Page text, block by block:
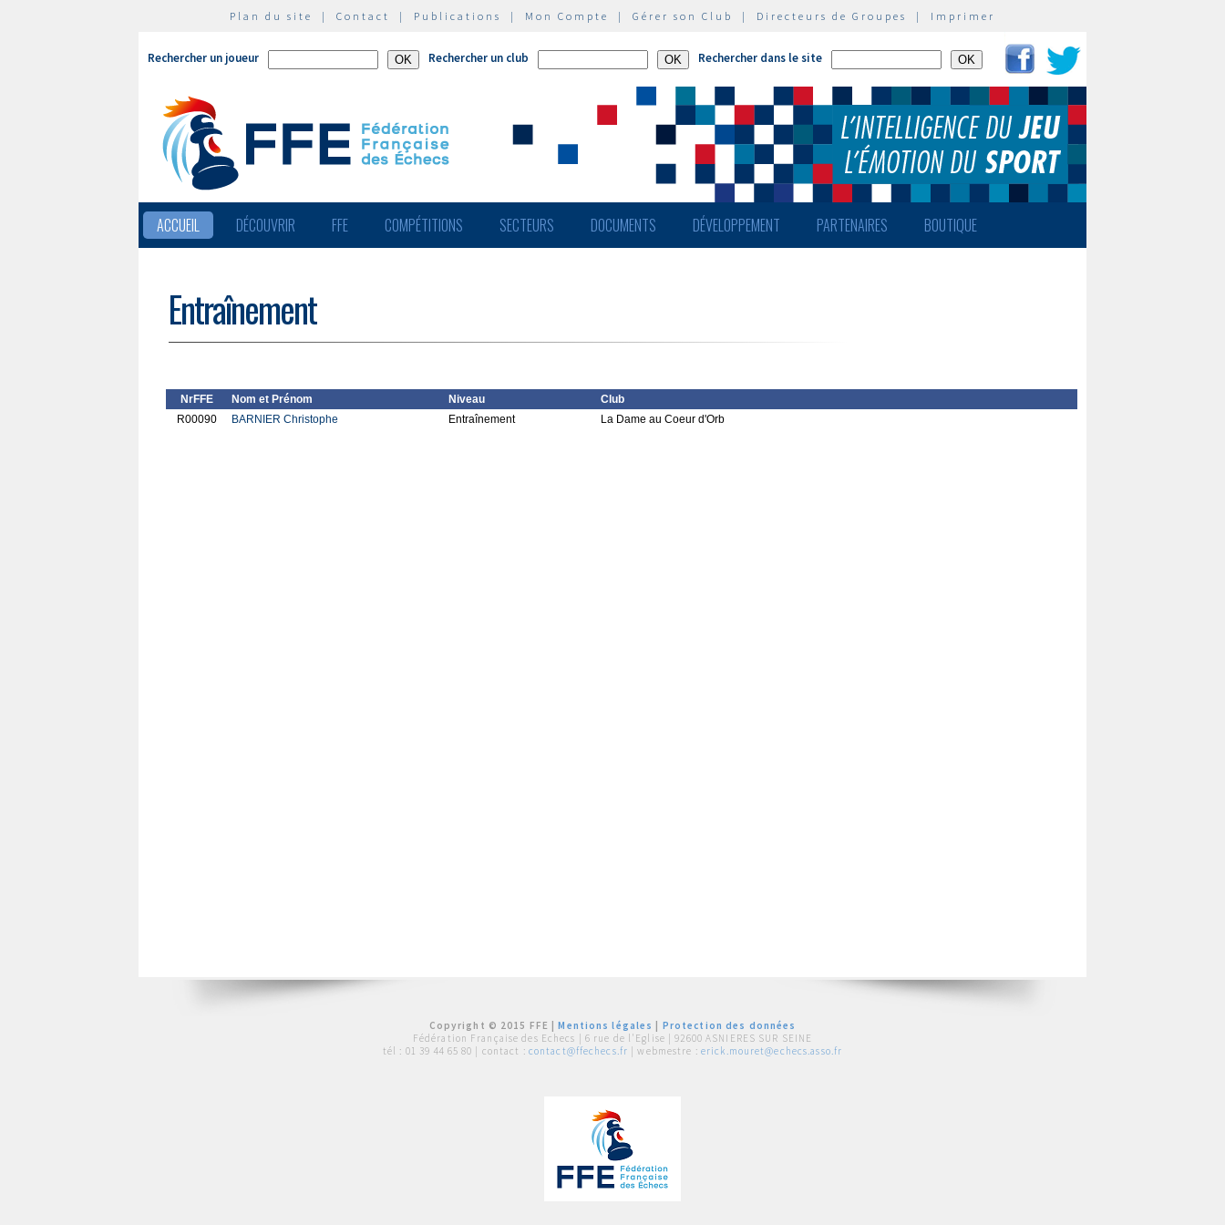
Plan du site | Contact | Publications | Mon Compte | Gérer son Club | Directeurs de Groupes | Imprimer
Rechercher un joueur Rechercher un club Rechercher dans le site
ACCUEIL DÉCOUVRIR FFE COMPÉTITIONS SECTEURS DOCUMENTS DÉVELOPPEMENT PARTENAIRES BOUTIQUE
Entraînement
NrFFE Nom et Prénom Niveau
Club
R00090
BARNIER Christophe Entraînement La Dame au Coeur d'Orb
Copyright © 2015 FFE |Mentions légales
Protection des données
Fédération Française des Echecs | 6 rue de l'Eglise | 92600 ASNIERES SUR SEINE
tél : 01 39 44 65 80 | contact : contact@ffechecs.fr | webmestre : erick.mouret@echecs.asso.fr